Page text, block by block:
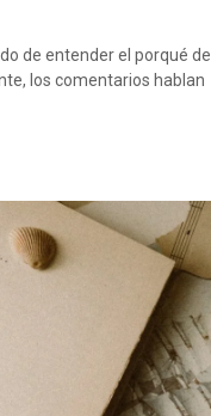
de entender el porqué de
los comentarios hablan